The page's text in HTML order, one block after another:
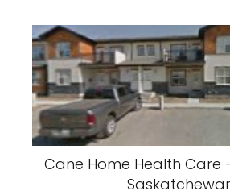
Cane Home Health Care